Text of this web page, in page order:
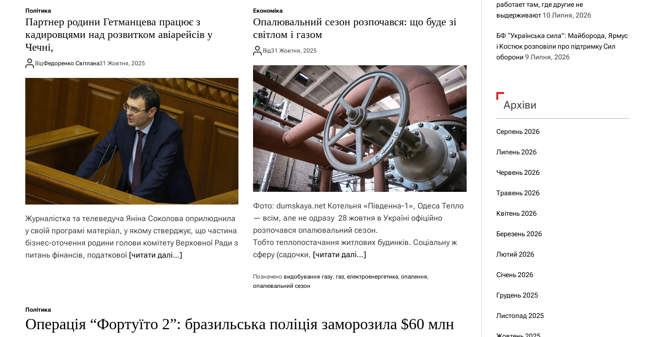
Політика
Партнер родини Гетманцева працює з
кадировцями над розвитком авіарейсів у
Чечні,
ВідФедоренко Світлана31 Жовтня, 2025
Журналістка та телеведуча Яніна Соколова оприлюднила
у своїй програмі матеріал, у якому стверджує, що частина
бізнес-оточення родини голови комітету Верховної Ради з
питань фінансів, податкової [читати далі…]
Економіка
Опалювальний сезон розпочався: що буде зі
світлом і газом
Від31 Жовтня, 2025
Фото: dumskaya.net Котельня «Південна-1», Одеса Тепло
— всім, але не одразу 28 жовтня в Україні офіційно
розпочався опалювальний сезон.
Тобто теплопостачання житлових будинків. Соціальну ж
сферу (садочки, [читати далі…]
Позначеновидобування газу,газ,електроенергетика,опалення,
опалювальний сезон
Політика
Операція “Фортуїто 2”: бразильська поліція заморозила $60 млн
работает там, где другие не
выдерживают 10 Липня, 2026
БФ “Українська сила”: Майборода, Ярмус
і Костюк розповіли про підтримку Сил
оборони 9 Липня, 2026
Архіви
Серпень 2026
Липень 2026
Червень 2026
Травень 2026
Квітень 2026
Березень 2026
Лютий 2026
Січень 2026
Грудень 2025
Листопад 2025